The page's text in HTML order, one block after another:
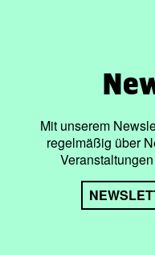
Mit unserem
regelmäßig über